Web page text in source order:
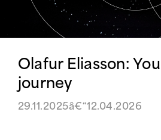
Olafur Eliasson:
journey
29.11.2025â€“12.04.2026